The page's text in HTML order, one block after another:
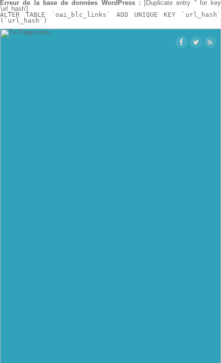
Erreur de la base de données WordPress : [Duplicate entry '' for key
'url_hash']
ALTER TABLE `oai_blc_links` ADD UNIQUE KEY `url_hash`
(`url_hash`)